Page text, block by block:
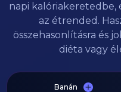
napi kalóriakeretedbe,
az étrended.
összehasonlításra és
diéta vagy
Banán